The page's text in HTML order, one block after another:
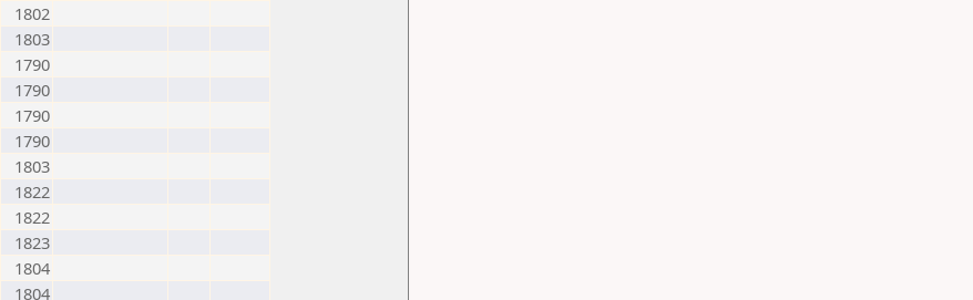
1802
1803
1790
1790
1790
1790
1803
1822
1822
1823
1804
1804